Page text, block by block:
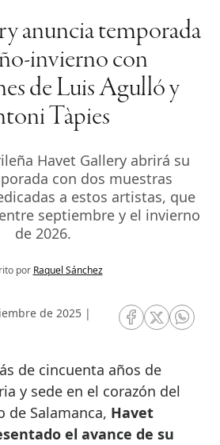
anuncia temporada
invierno con
de Luis Agulló y
Tàpies
Havet Gallery abrirá su
con dos muestras
a estos artistas, que
septiembre y el invierno
de 2026.
por Raquel Sánchez
de 2025 |
RRSS Facebook
RRSSRRSS
y sede en el corazón del
de Salamanca, Havet
el avance de su